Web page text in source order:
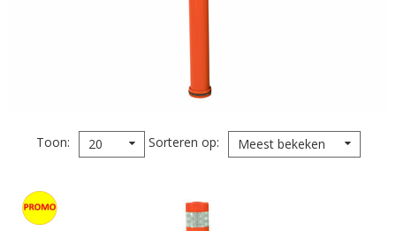
Toon 20 Sorteren op Meest bekeken